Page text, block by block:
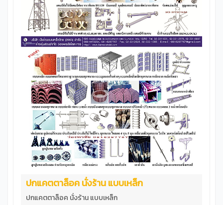
ปกแคตตาล็อค นั่งร้าน แบบเหล็ก
ปกแคตตาล็อค นั่งร้าน แบบเหล็ก